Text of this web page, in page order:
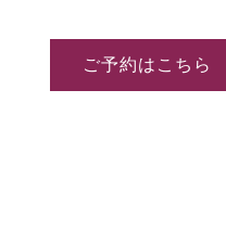
ご予約はこちら